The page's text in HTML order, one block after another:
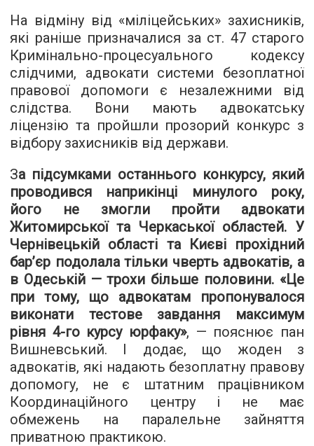
На відміну від «міліцейських» захисників,
які раніше призначалися за ст. 47 старого
Кримінально-процесуального кодексу
слідчими, адвокати системи безоплатної
правової допомоги є незалежними від
слідства. Вони мають адвокатську
ліцензію та пройшли прозорий конкурс з
відбору захисників від держави.
За підсумками останнього конкурсу, який
проводився наприкінці минулого року,
його не змогли пройти адвокати
Житомирської та Черкаської областей. У
Чернівецькій області та Києві прохідний
бар’єр подолала тільки чверть адвокатів, а
в Одеській — трохи більше половини. «Це
при тому, що адвокатам пропонувалося
виконати тестове завдання максимум
рівня 4-го курсу юрфаку», — пояснює пан
Вишневський. І додає, що жоден з
адвокатів, які надають безоплатну правову
допомогу, не є штатним працівником
Координаційного центру і не має
обмежень на паралельне зайняття
приватною практикою.